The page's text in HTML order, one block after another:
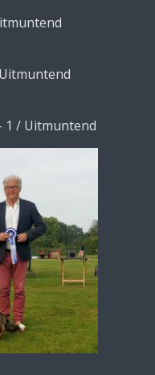
1 / Uitmuntend